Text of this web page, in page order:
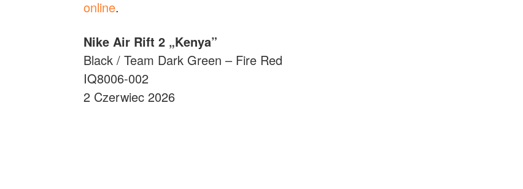
online.
Nike Air Rift 2 „Kenya”
Black / Team Dark Green – Fire Red
IQ8006-002
2 Czerwiec 2026